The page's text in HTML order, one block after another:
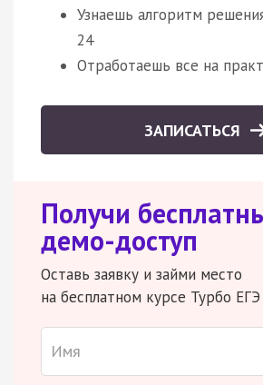
Узнаешь алгоритм
24
Отработаешь все на
ЗАПИСАТЬСЯ
Получи
демо-доступ
Оставь заявку и займи место
на бесплатном курсе Турбо ЕГЭ